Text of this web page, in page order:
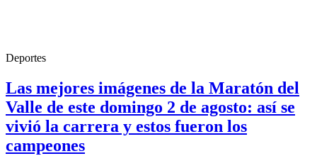
Deportes
Las mejores imágenes de la Maratón del
Valle de este domingo 2 de agosto: así se
vivió la carrera y estos fueron los
campeones